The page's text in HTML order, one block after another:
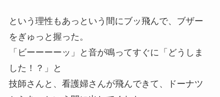
という理性もあっという間にブッ飛んで、ブザー
をぎゅっと握った。
「ビーーーーッ」と音が鳴ってすぐに「どうしま
した！？」と
技師さんと、看護婦さんが飛んできて、ドーナツ